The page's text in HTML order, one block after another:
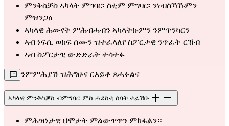
ምንቅስቓስ ኣካላት ምግባር፡ ስቲም ምግባር፡ ንነብስኻኹምን
ምዝንጋዕ
ኣካላዊ ሕውየት ምሕብሓብን ኣካላትኩምን ንምጥንካርን
ኣብ ነፍሲ ወከፍ ሰሙን ዝተፈላለየ ስፖርታዊ ንጥፈት ርኸብ
ኣብ ስፖርታዊ ውድድራት ተሳተፉ
ንምምሕያሽ ዝሕግዙና ርእይቶ ጸሓፉልና
ኣካላዊ ምንቅስቓስ ብምግባር ምስ ሓደስቲ ሰባት ተራኸቡ
ምሕዝነታዊ ህሞታት ምልውዋጥን ምክፋልን።